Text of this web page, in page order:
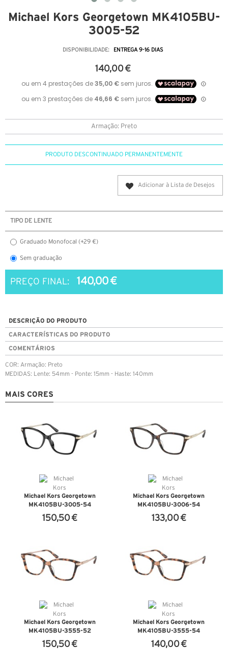
Michael Kors Georgetown MK4105BU-
3005-52
DISPONIBILIDADE: ENTREGA 9-16 DIAS
140,00 €
Armação: Preto
PRODUTO DESCONTINUADO PERMANENTEMENTE
Adicionar à Lista de Desejos
TIPO DE LENTE
Graduado Monofocal (+29 €)
Sem graduação
PREÇO FINAL: 140,00 €
DESCRIÇÃO DO PRODUTO
CARACTERÍSTICAS DO PRODUTO
COMENTÁRIOS
COR: Armação: Preto
MEDIDAS: Lente: 54mm - Ponte: 15mm - Haste: 140mm
MAIS CORES
Michael Kors Georgetown
MK4105BU-3005-54
150,50 €
Michael Kors Georgetown
MK4105BU-3006-54
133,00 €
Michael Kors Georgetown
MK4105BU-3555-52
150,50 €
Michael Kors Georgetown
MK4105BU-3555-54
140,00 €